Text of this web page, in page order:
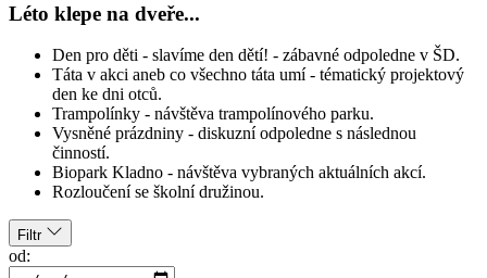
Léto klepe na dveře...
Den pro děti - slavíme den dětí! - zábavné odpoledne v ŠD.
Táta v akci aneb co všechno táta umí - tématický projektový
den ke dni otců.
Trampolínky - návštěva trampolínového parku.
Vysněné prázdniny - diskuzní odpoledne s následnou
činností.
Biopark Kladno - návštěva vybraných aktuálních akcí.
Rozloučení se školní družinou.
Filtr
od: